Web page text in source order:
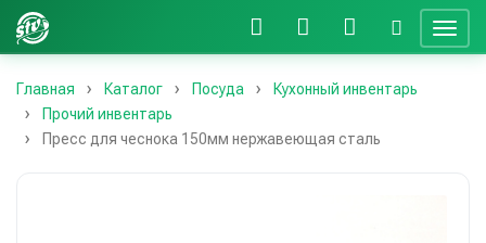
Главная Каталог Посуда
Кухонный инвентарь
Прочий инвентарь
Пресс для чеснока 150мм нержавеющая сталь